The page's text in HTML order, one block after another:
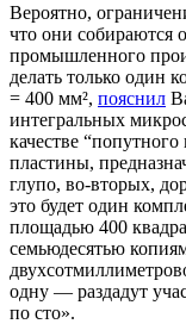
Вероятно,
что они собираются
промышленного
делать только один
= 400 мм², пояснил
интегральных
качестве
пластины,
глупо, во-вторых,
это будет один
площадью 400
семьюдесятью
одну — раздадут
по сто».